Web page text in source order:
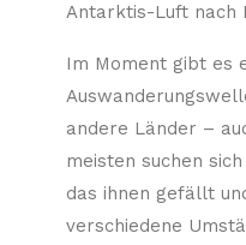
Antarktis-Luft nach
Im Moment gibt es
andere Länder –
meisten suchen
das ihnen gefällt
verschiedene